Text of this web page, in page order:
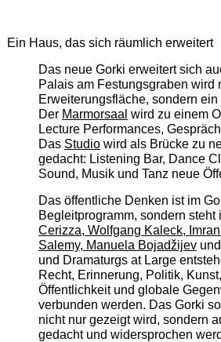
Ein Haus, das sich räumlich erweitert
Das neue Gorki erweitert sich
Palais am Festungsgraben wird
Erweiterungsfläche, sondern
Der Marmorsaal wird zu einem
Lecture Performances,
Das Studiowird als Brücke zu
gedacht: Listening Bar, Dance
Sound, Musik und Tanz neue
Das öffentliche Denken ist im
Begleitprogramm, sondern steht
Cerizza, Wolfgang Kaleck,
Salemy, Manuela Bojadžijevund
und Dramaturgs at Large
Recht, Erinnerung, Politik,
Öffentlichkeit und globale
verbunden werden. Das Gorki
nicht nur gezeigt wird, sondern
gedacht und widersprochen